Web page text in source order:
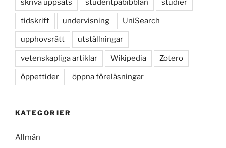
skriva uppsats studentpåbibblan studier
tidskrift undervisning UniSearch
upphovsrätt utställningar
vetenskapliga artiklar Wikipedia Zotero
öppettider öppna föreläsningar
KATEGORIER
Allmän